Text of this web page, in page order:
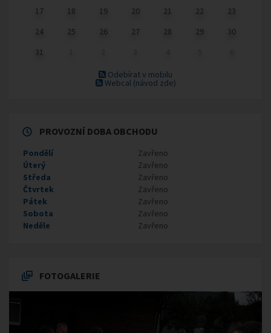
17
18 19 20 21 22
23
24
25 26 27 28 29
30
31
Odebírat v mobilu
Webcal (návod zde)
PROVOZNÍ DOBA OBCHODU
Pondělí
Zavřeno
Úterý
Zavřeno
Středa
Zavřeno
Čtvrtek
Zavřeno
Pátek
Zavřeno
Sobota
Zavřeno
Neděle
Zavřeno
FOTOGALERIE